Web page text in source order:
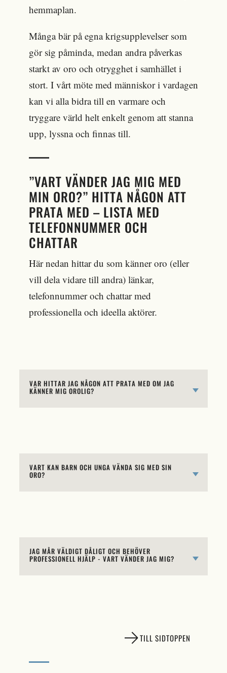
hemmaplan.
Många bär på egna krigsupplevelser som
gör sig påminda, medan andra påverkas
starkt av oro och otrygghet i samhället i
stort. I vårt möte med människor i vardagen
kan vi alla bidra till en varmare och
tryggare värld helt enkelt genom att stanna
upp, lyssna och finnas till.
”VART VÄNDER JAG MIG MED
MIN ORO?” HITTA NÅGON ATT
PRATA MED – LISTA MED
TELEFONNUMMER OCH
CHATTAR
Här nedan hittar du som känner oro (eller
vill dela vidare till andra) länkar,
telefonnummer och chattar med
professionella och ideella aktörer.
VAR HITTAR JAG NÅGON ATT PRATA MED OM JAG
KÄNNER MIG OROLIG?
VART KAN BARN OCH UNGA VÄNDA SIG MED SIN
ORO?
JAG MÅR VÄLDIGT DÅLIGT OCH BEHÖVER
PROFESSIONELL HJÄLP - VART VÄNDER JAG MIG?
TILL SIDTOPPEN